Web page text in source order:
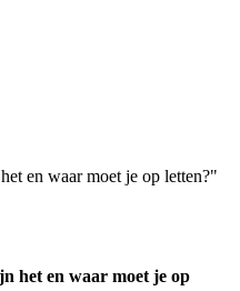
en waar moet je op letten?"
het en waar moet je op